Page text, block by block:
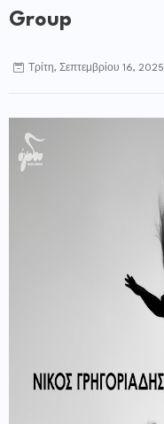
Group
Τρίτη, Σεπτεμβρίου 16, 2025